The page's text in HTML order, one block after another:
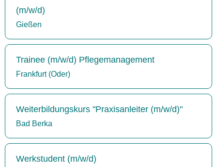
(m/w/d)
Gießen
Trainee (m/w/d) Pflegemanagement
Frankfurt (Oder)
Weiterbildungskurs "Praxisanleiter (m/w/d)"
Bad Berka
Werkstudent (m/w/d)